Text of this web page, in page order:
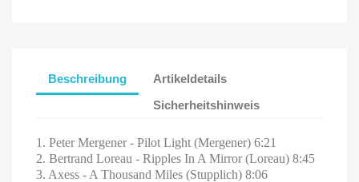
Beschreibung
Artikeldetails
Sicherheitshinweis
1. Peter Mergener - Pilot Light (Mergener) 6:21
2. Bertrand Loreau - Ripples In A Mirror (Loreau) 8:45
3. Axess - A Thousand Miles (Stupplich) 8:06